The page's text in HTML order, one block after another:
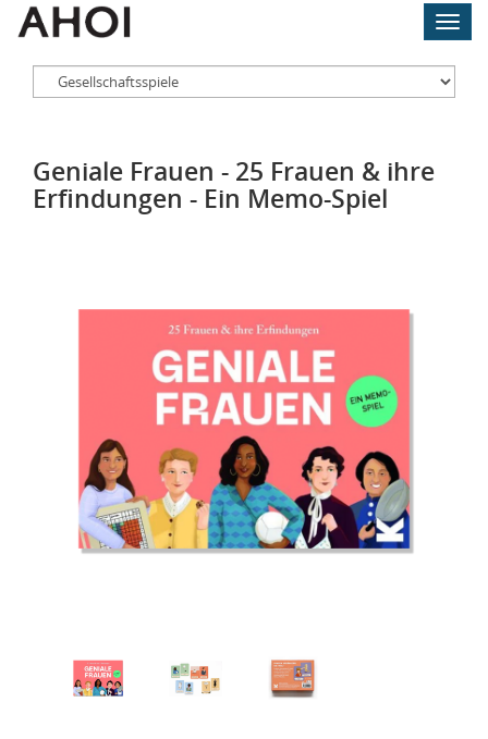
Skip
Geniale Frauen - 25 Frauen & ihre
Erfindungen - Ein Memo-Spiel